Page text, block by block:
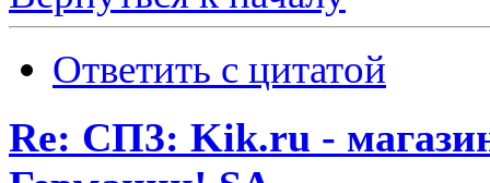
Ответить с цитатой
Re: СП3: Kik.ru -